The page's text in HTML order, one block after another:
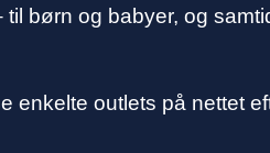
børn og babyer, og
outlets på nettet